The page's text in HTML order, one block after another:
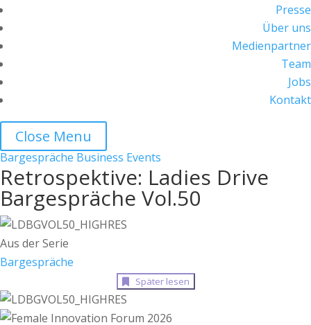
Presse
Über uns
Medienpartner
Team
Jobs
Kontakt
Close Menu
Bargespräche Business Events
Retrospektive: Ladies Drive
Bargespräche Vol.50
Aus der Serie
Bargespräche
Später lesen